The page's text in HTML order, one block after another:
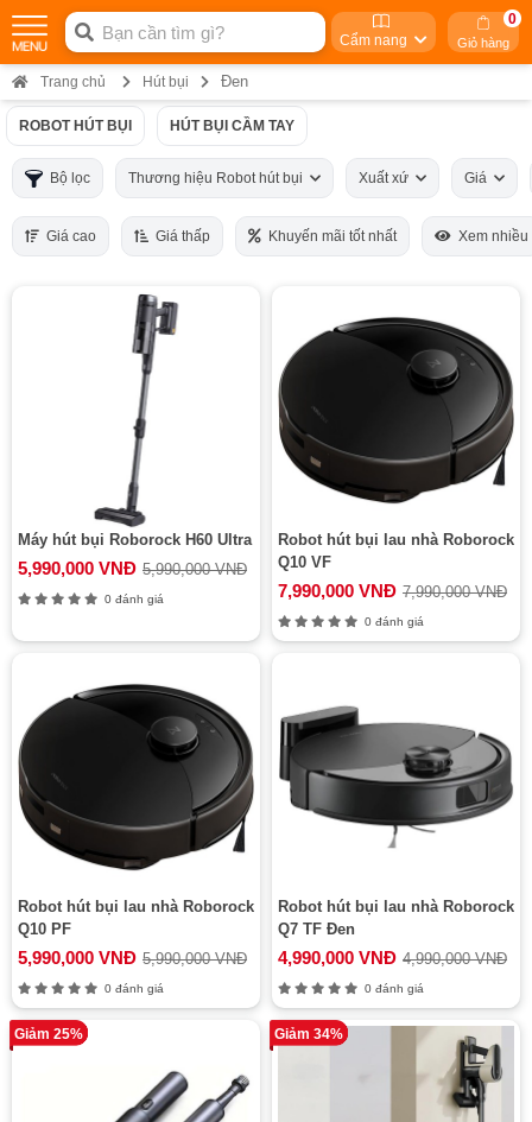
Cẩm nang Giỏ hàng
0
Trang chủ Hút bụi Đen
ROBOT HÚT BỤI HÚT BỤI CẦM TAY
Bộ lọc Thương hiệu Robot hút bụi Xuất xứ Giá
Giá cao Giá thấp Khuyến mãi tốt nhất Xem nhiều
Máy hút bụi Roborock H60 Ultra
5,990,000 VNĐ 5,990,000 VNĐ
0 đánh giá
Robot hút bụi lau nhà Roborock
Q10 VF
7,990,000 VNĐ 7,990,000 VNĐ
0 đánh giá
Robot hút bụi lau nhà Roborock
Q10 PF
5,990,000 VNĐ 5,990,000 VNĐ
0 đánh giá
Robot hút bụi lau nhà Roborock
Q7 TF Đen
4,990,000 VNĐ 4,990,000 VNĐ
0 đánh giá
Giảm 25% Giảm 34%